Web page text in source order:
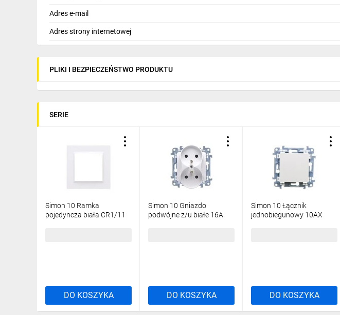
Adres e-mail
Adres strony internetowej
PLIKI I BEZPIECZEŃSTWO PRODUKTU
SERIE
Simon 10 Ramka
pojedyncza biała CR1/11
DO KOSZYKA
Simon 10 Gniazdo
podwójne z/u białe 16A
DO KOSZYKA
Simon 10 Łącznik
jednobiegunowy 10AX
DO KOSZYKA